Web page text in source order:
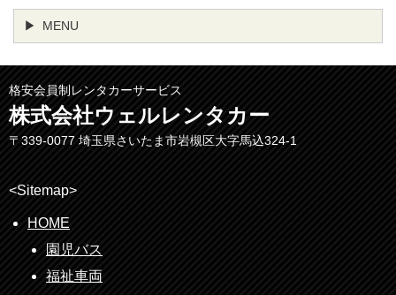
MENU
格安会員制レンタカーサービス
株式会社ウェルレンタカー
〒339-0077 埼玉県さいたま市岩槻区大字馬込324-1
<Sitemap>
HOME
園児バス
福祉車両